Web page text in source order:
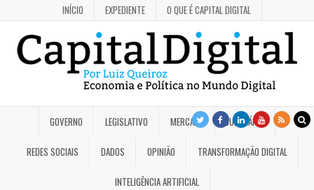
INÍCIO EXPEDIENTE O QUE É CAPITAL DIGITAL
GOVERNO LEGISLATIVO MERCADO JUDICIÁRIO
REDES SOCIAIS DADOS OPINIÃO TRANSFORMAÇÃO DIGITAL
INTELIGÊNCIA ARTIFICIAL